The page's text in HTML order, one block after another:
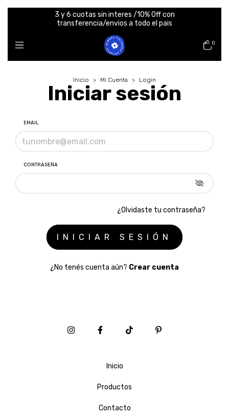
3 y 6 cuotas sin interes /10% Off con
transferencia/envios a todo el pais
0
Inicio > Mi Cuenta > Login
Iniciar sesión
EMAIL
CONTRASEÑA
¿Olvidaste tu contraseña?
¿No tenés cuenta aún? Crear cuenta
Inicio
Productos
Contacto